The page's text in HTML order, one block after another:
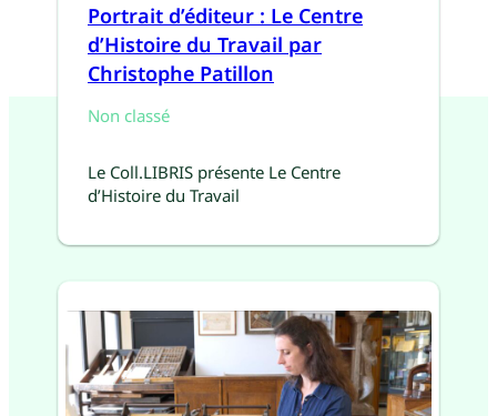
Portrait d’éditeur : Le Centre
d’Histoire du Travail par
Christophe Patillon
Non classé
Le Coll.LIBRIS présente Le Centre
d’Histoire du Travail